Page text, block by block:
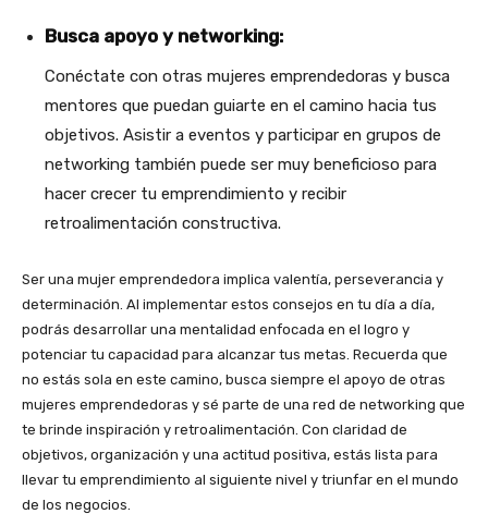
Busca apoyo y networking:
Conéctate con otras mujeres emprendedoras y busca
mentores que puedan guiarte en el camino hacia tus
objetivos. Asistir a eventos y participar en grupos de
networking también puede ser muy beneficioso para
hacer crecer tu emprendimiento y recibir
retroalimentación constructiva.
Ser una mujer emprendedora implica valentía, perseverancia y
determinación. Al implementar estos consejos en tu día a día,
podrás desarrollar una mentalidad enfocada en el logro y
potenciar tu capacidad para alcanzar tus metas. Recuerda que
no estás sola en este camino, busca siempre el apoyo de otras
mujeres emprendedoras y sé parte de una red de networking que
te brinde inspiración y retroalimentación. Con claridad de
objetivos, organización y una actitud positiva, estás lista para
llevar tu emprendimiento al siguiente nivel y triunfar en el mundo
de los negocios.